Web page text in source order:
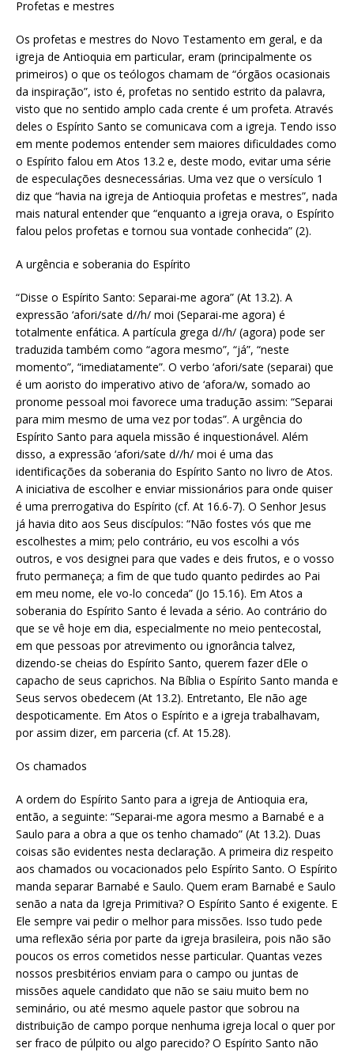
Profetas e mestres
Os profetas e mestres do Novo Testamento em geral, e da
igreja de Antioquia em particular, eram (principalmente os
primeiros) o que os teólogos chamam de “órgãos ocasionais
da inspiração”, isto é, profetas no sentido estrito da palavra,
visto que no sentido amplo cada crente é um profeta. Através
deles o Espírito Santo se comunicava com a igreja. Tendo isso
em mente podemos entender sem maiores dificuldades como
o Espírito falou em Atos 13.2 e, deste modo, evitar uma série
de especulações desnecessárias. Uma vez que o versículo 1
diz que “havia na igreja de Antioquia profetas e mestres”, nada
mais natural entender que “enquanto a igreja orava, o Espírito
falou pelos profetas e tornou sua vontade conhecida” (2).
A urgência e soberania do Espírito
“Disse o Espírito Santo: Separai-me agora” (At 13.2). A
expressão ‘afori/sate d//h/ moi (Separai-me agora) é
totalmente enfática. A partícula grega d//h/ (agora) pode ser
traduzida também como “agora mesmo”, “já”, “neste
momento”, “imediatamente”. O verbo ‘afori/sate (separai) que
é um aoristo do imperativo ativo de ‘afora/w, somado ao
pronome pessoal moi favorece uma tradução assim: “Separai
para mim mesmo de uma vez por todas”. A urgência do
Espírito Santo para aquela missão é inquestionável. Além
disso, a expressão ‘afori/sate d//h/ moi é uma das
identificações da soberania do Espírito Santo no livro de Atos.
A iniciativa de escolher e enviar missionários para onde quiser
é uma prerrogativa do Espírito (cf. At 16.6-7). O Senhor Jesus
já havia dito aos Seus discípulos: “Não fostes vós que me
escolhestes a mim; pelo contrário, eu vos escolhi a vós
outros, e vos designei para que vades e deis frutos, e o vosso
fruto permaneça; a fim de que tudo quanto pedirdes ao Pai
em meu nome, ele vo-lo conceda” (Jo 15.16). Em Atos a
soberania do Espírito Santo é levada a sério. Ao contrário do
que se vê hoje em dia, especialmente no meio pentecostal,
em que pessoas por atrevimento ou ignorância talvez,
dizendo-se cheias do Espírito Santo, querem fazer dEle o
capacho de seus caprichos. Na Bíblia o Espírito Santo manda e
Seus servos obedecem (At 13.2). Entretanto, Ele não age
despoticamente. Em Atos o Espírito e a igreja trabalhavam,
por assim dizer, em parceria (cf. At 15.28).
Os chamados
A ordem do Espírito Santo para a igreja de Antioquia era,
então, a seguinte: “Separai-me agora mesmo a Barnabé e a
Saulo para a obra a que os tenho chamado” (At 13.2). Duas
coisas são evidentes nesta declaração. A primeira diz respeito
aos chamados ou vocacionados pelo Espírito Santo. O Espírito
manda separar Barnabé e Saulo. Quem eram Barnabé e Saulo
senão a nata da Igreja Primitiva? O Espírito Santo é exigente. E
Ele sempre vai pedir o melhor para missões. Isso tudo pede
uma reflexão séria por parte da igreja brasileira, pois não são
poucos os erros cometidos nesse particular. Quantas vezes
nossos presbitérios enviam para o campo ou juntas de
missões aquele candidato que não se saiu muito bem no
seminário, ou até mesmo aquele pastor que sobrou na
distribuição de campo porque nenhuma igreja local o quer por
ser fraco de púlpito ou algo parecido? O Espírito Santo não